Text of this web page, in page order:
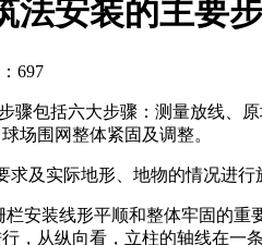
法安装的主要
697
骤包括六大步骤：测量放线、
球场围网整体紧固及调整。
及实际地形、地物的情况进
安装线形平顺和整体牢固的重
，从纵向看，立柱的轴线在一